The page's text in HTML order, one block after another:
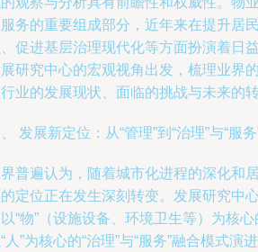
务的重要组成部分，近年来在提升居
促进基层治理现代化等方面扮演着日
研究中心的宏观视角出发，梳理业界
业的发展现状、面临的挑战与未来的转
发展新定位：从“管理”到“治理”与“服
普遍认为，随着城市化进程的深化和
定位正在发生深刻转变。发展研究中
“物”（设施设备、环境卫生等）为核
人”为核心的“治理”与“服务”融合模式演